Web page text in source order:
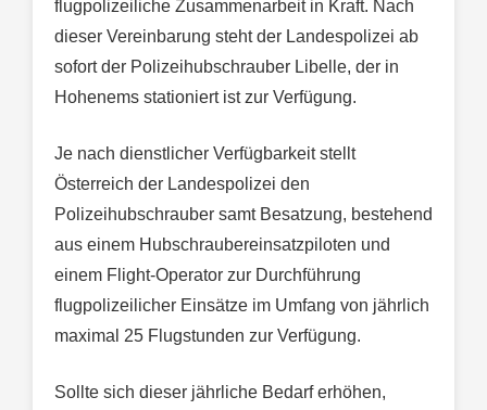
flugpolizeiliche Zusammenarbeit in Kraft. Nach
dieser Vereinbarung steht der Landespolizei ab
sofort der Polizeihubschrauber Libelle, der in
Hohenems stationiert ist zur Verfügung.
Je nach dienstlicher Verfügbarkeit stellt
Österreich der Landespolizei den
Polizeihubschrauber samt Besatzung, bestehend
aus einem Hubschraubereinsatzpiloten und
einem Flight-Operator zur Durchführung
flugpolizeilicher Einsätze im Umfang von jährlich
maximal 25 Flugstunden zur Verfügung.
Sollte sich dieser jährliche Bedarf erhöhen,